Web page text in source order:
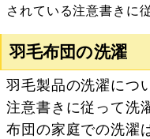
されている注意書きに
羽毛布団の洗濯
羽毛製品の洗濯につ
注意書きに従って洗
布団の家庭での洗濯